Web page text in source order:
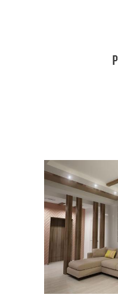
Двери в частном доме
Дверь из вагонки
Кованые двери